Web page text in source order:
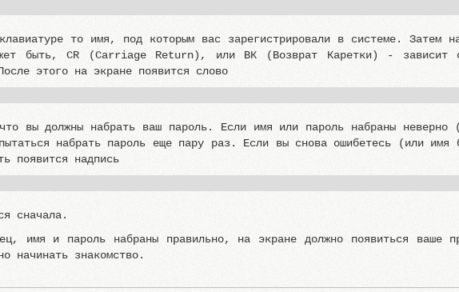
то имя, под которым вас зарегистрировали в системе. Затем
быть, CR (Carriage Return), или ВК (Возврат Каретки) - зависит
этого на экране появится слово
вы должны набрать ваш пароль. Если имя или пароль набраны неверно
набрать пароль еще пару раз. Если вы снова ошибетесь (или
появится надпись
сначала.
имя и пароль набраны правильно, на экране должно появиться ваше
начинать знакомство.